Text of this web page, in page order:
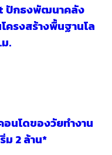
ปักธงพัฒนาคลัง
ครงสร้างพื้นฐานโล
.
อนโดของวัยทำงาน
ม 2 ล้าน*